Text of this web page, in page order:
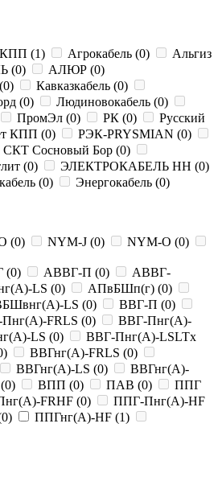
КПП (1) Агрокабель (0)
Альгиз
(0) АЛЮР (0)
0) Кавказкабель (0)
(0) Людиновокабель (0)
ПромЭл (0) РК (0)
Русский
КПП (0) РЭК-PRYSMIAN (0)
СКТ Сосновый Бор (0)
(0) ЭЛЕКТРОКАБЕЛЬ НН (0)
(0) Энергокабель (0)
(0) NYM-J (0) NYM-O (0)
(0) АВВГ-П (0)
АВВГ-
LS (0) АПвБШп(г) (0)
LS (0) ВВГ-П (0)
FRLS (0)
ВВГ-Пнг(А)-
LS (0)
ВВГ-Пнг(А)-LSLTx
) ВВГнг(А)-FRLS (0)
ВВГнг(А)-LS (0)
ВВГнг(А)-
0) ВПП (0) ПАВ (0)
ППГ
FRHF (0)
ППГ-Пнг(А)-HF
0) ППГнг(А)-HF (1)